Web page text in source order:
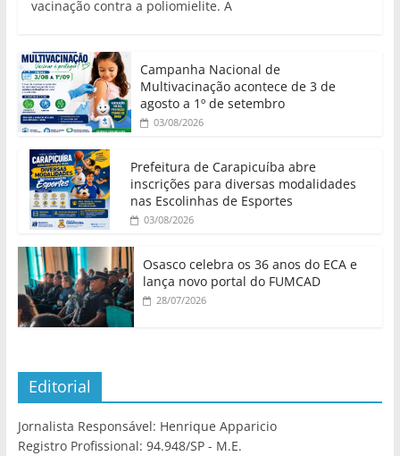
vacinação contra a poliomielite. A
Campanha Nacional de
Multivacinação acontece de 3 de
agosto a 1º de setembro
03/08/2026
Prefeitura de Carapicuíba abre
inscrições para diversas modalidades
nas Escolinhas de Esportes
03/08/2026
Osasco celebra os 36 anos do ECA e
lança novo portal do FUMCAD
28/07/2026
Editorial
Jornalista Responsável: Henrique Apparicio
Registro Profissional: 94.948/SP - M.E.